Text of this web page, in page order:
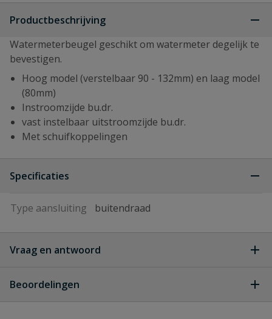
Productbeschrijving
Watermeterbeugel geschikt om watermeter degelijk te
bevestigen.
Hoog model (verstelbaar 90 - 132mm) en laag model
(80mm)
Instroomzijde bu.dr.
vast instelbaar uitstroomzijde bu.dr.
Met schuifkoppelingen
Specificaties
Type aansluiting buitendraad
Vraag en antwoord
Beoordelingen